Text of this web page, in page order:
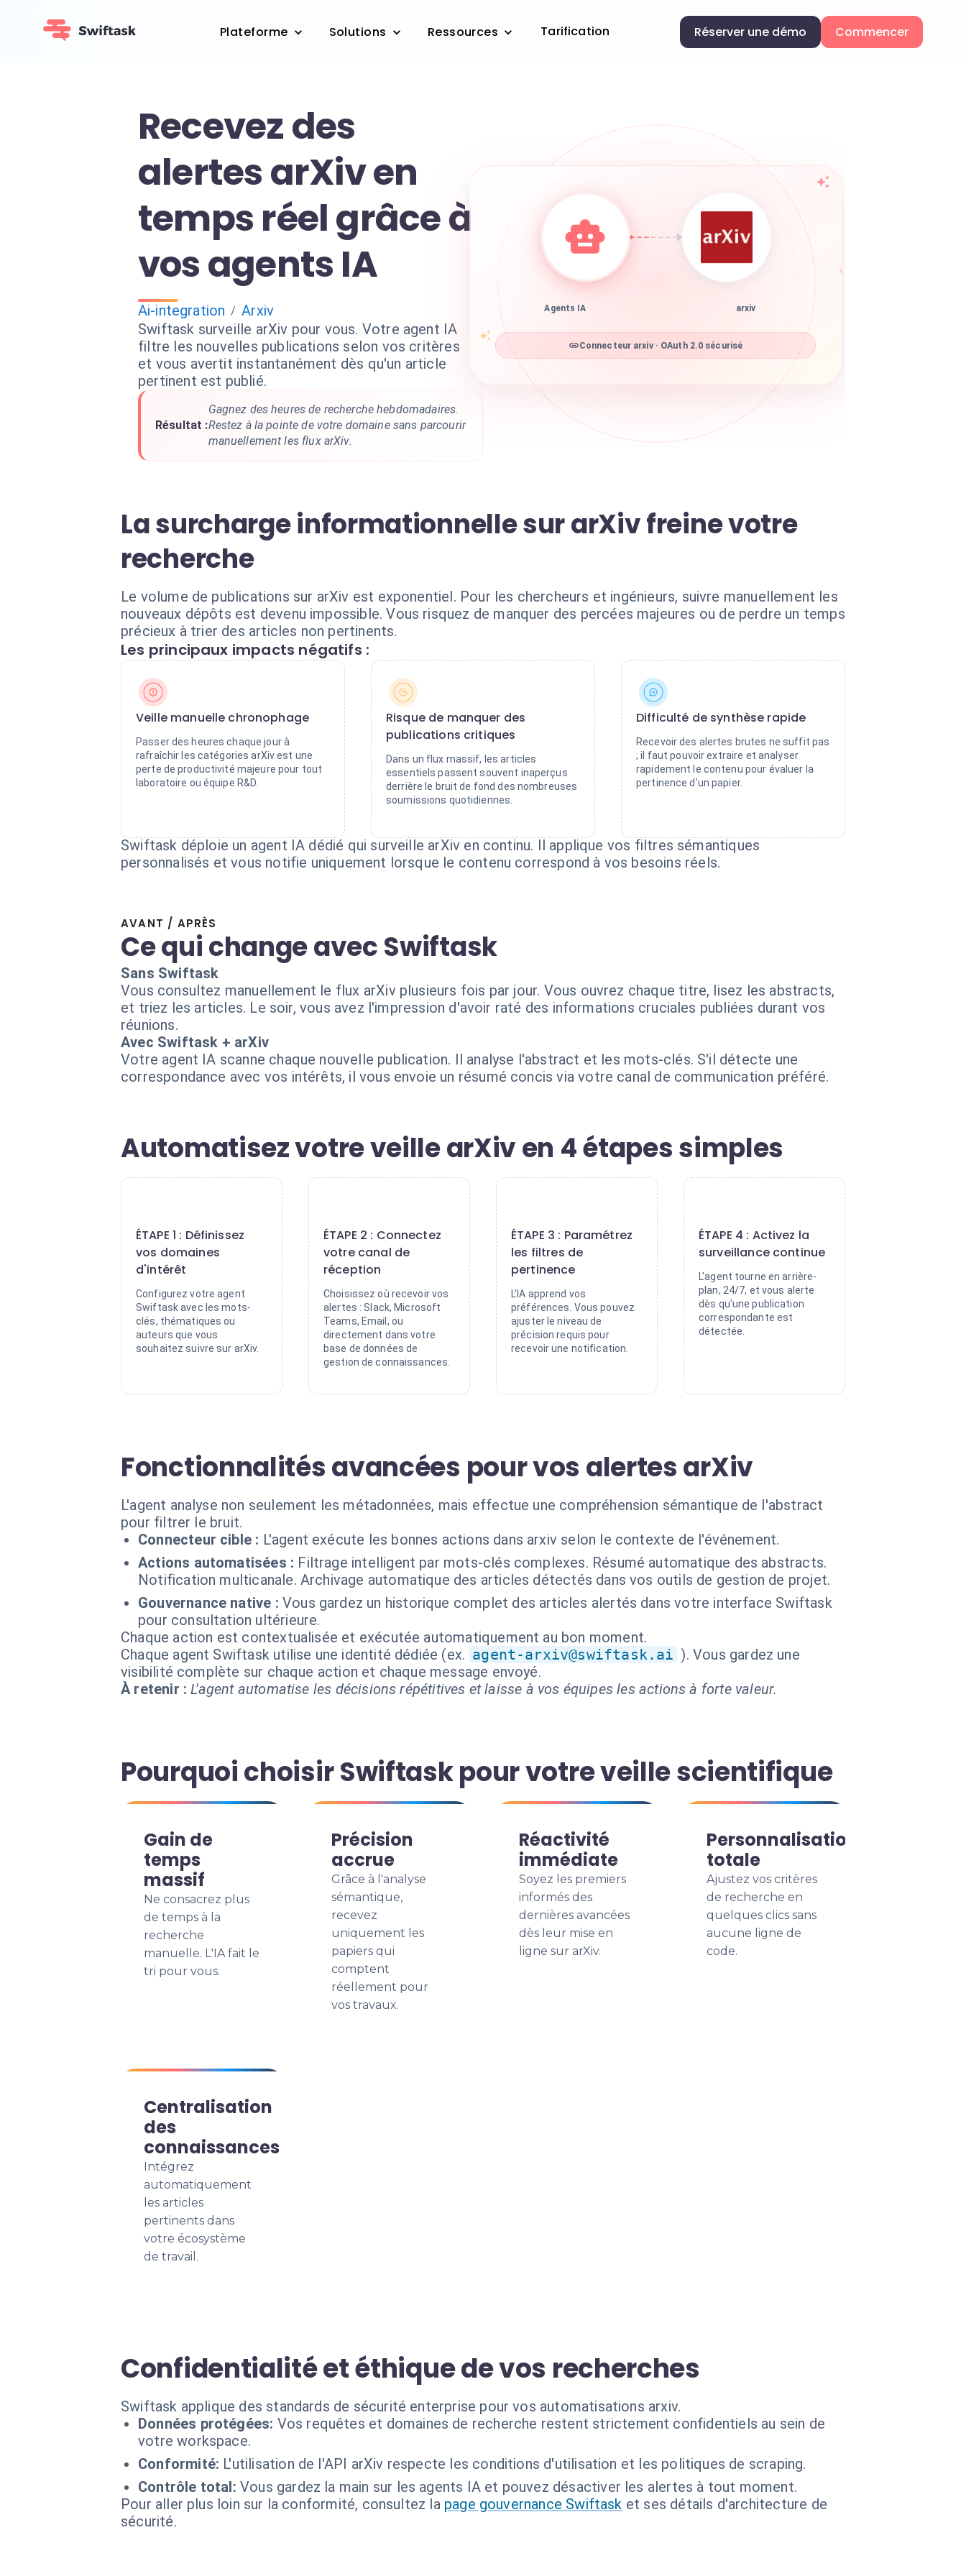
Plateforme Solutions Ressources Tarification Réserver une démo Commencer
Recevez des
alertes arXiv en
temps réel grâce à
vos agents IA
Ai-integration / Arxiv
Swiftask surveille arXiv pour vous. Votre agent IA
filtre les nouvelles publications selon vos critères
et vous avertit instantanément dès qu'un article
pertinent est publié.
Résultat :
Gagnez des heures de recherche hebdomadaires.
Restez à la pointe de votre domaine sans parcourir
manuellement les flux arXiv.
Agents IA arxiv
Connecteur arxiv · OAuth 2.0 sécurisé
La surcharge informationnelle sur arXiv freine votre
recherche
Le volume de publications sur arXiv est exponentiel. Pour les chercheurs et ingénieurs, suivre manuellement les
nouveaux dépôts est devenu impossible. Vous risquez de manquer des percées majeures ou de perdre un temps
précieux à trier des articles non pertinents.
Les principaux impacts négatifs :
Veille manuelle chronophage
Passer des heures chaque jour à
rafraîchir les catégories arXiv est une
perte de productivité majeure pour tout
laboratoire ou équipe R&D.
Risque de manquer des
publications critiques
Dans un flux massif, les articles
essentiels passent souvent inaperçus
derrière le bruit de fond des nombreuses
soumissions quotidiennes.
Difficulté de synthèse rapide
Recevoir des alertes brutes ne suffit pas
; il faut pouvoir extraire et analyser
rapidement le contenu pour évaluer la
pertinence d'un papier.
Swiftask déploie un agent IA dédié qui surveille arXiv en continu. Il applique vos filtres sémantiques
personnalisés et vous notifie uniquement lorsque le contenu correspond à vos besoins réels.
AVANT / APRÈS
Ce qui change avec Swiftask
Sans Swiftask
Vous consultez manuellement le flux arXiv plusieurs fois par jour. Vous ouvrez chaque titre, lisez les abstracts,
et triez les articles. Le soir, vous avez l'impression d'avoir raté des informations cruciales publiées durant vos
réunions.
Avec Swiftask + arXiv
Votre agent IA scanne chaque nouvelle publication. Il analyse l'abstract et les mots-clés. S'il détecte une
correspondance avec vos intérêts, il vous envoie un résumé concis via votre canal de communication préféré.
Automatisez votre veille arXiv en 4 étapes simples
ÉTAPE 1 : Définissez
vos domaines
d'intérêt
Configurez votre agent
Swiftask avec les mots-
clés, thématiques ou
auteurs que vous
souhaitez suivre sur arXiv.
ÉTAPE 2 : Connectez
votre canal de
réception
Choisissez où recevoir vos
alertes : Slack, Microsoft
Teams, Email, ou
directement dans votre
base de données de
gestion de connaissances.
ÉTAPE 3 : Paramétrez
les filtres de
pertinence
L'IA apprend vos
préférences. Vous pouvez
ajuster le niveau de
précision requis pour
recevoir une notification.
ÉTAPE 4 : Activez la
surveillance continue
L'agent tourne en arrière-
plan, 24/7, et vous alerte
dès qu'une publication
correspondante est
détectée.
Fonctionnalités avancées pour vos alertes arXiv
L'agent analyse non seulement les métadonnées, mais effectue une compréhension sémantique de l'abstract
pour filtrer le bruit.
Connecteur cible : L'agent exécute les bonnes actions dans arxiv selon le contexte de l'événement.
Actions automatisées : Filtrage intelligent par mots-clés complexes. Résumé automatique des abstracts.
Notification multicanale. Archivage automatique des articles détectés dans vos outils de gestion de projet.
Gouvernance native : Vous gardez un historique complet des articles alertés dans votre interface Swiftask
pour consultation ultérieure.
Chaque action est contextualisée et exécutée automatiquement au bon moment.
Chaque agent Swiftask utilise une identité dédiée (ex. agent-arxiv@swiftask.ai ). Vous gardez une
visibilité complète sur chaque action et chaque message envoyé.
À retenir : L'agent automatise les décisions répétitives et laisse à vos équipes les actions à forte valeur.
Pourquoi choisir Swiftask pour votre veille scientifique
Gain de
temps
massif
Ne consacrez plus
de temps à la
recherche
manuelle. L'IA fait le
tri pour vous.
Précision
accrue
Grâce à l'analyse
sémantique,
recevez
uniquement les
papiers qui
comptent
réellement pour
vos travaux.
Réactivité
immédiate
Soyez les premiers
informés des
dernières avancées
dès leur mise en
ligne sur arXiv.
Personnalisation
totale
Ajustez vos critères
de recherche en
quelques clics sans
aucune ligne de
code.
Centralisation
des
connaissances
Intégrez
automatiquement
les articles
pertinents dans
votre écosystème
de travail.
Confidentialité et éthique de vos recherches
Swiftask applique des standards de sécurité enterprise pour vos automatisations arxiv.
Données protégées: Vos requêtes et domaines de recherche restent strictement confidentiels au sein de
votre workspace.
Conformité: L'utilisation de l'API arXiv respecte les conditions d'utilisation et les politiques de scraping.
Contrôle total: Vous gardez la main sur les agents IA et pouvez désactiver les alertes à tout moment.
Pour aller plus loin sur la conformité, consultez la page gouvernance Swiftask et ses détails d'architecture de
sécurité.